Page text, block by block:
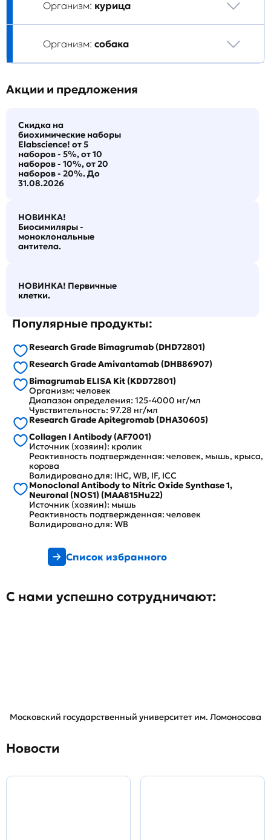
Организм: курица
Организм: собака
Акции и предложения
Скидка на
биохимические наборы
Elabscience! от 5
наборов - 5%, от 10
наборов - 10%, от 20
наборов - 20%. До
31.08.2026
НОВИНКА!
Биосимиляры -
моноклональные
антитела.
НОВИНКА! Первичные
клетки.
Популярные продукты:
Research Grade Bimagrumab (DHD72801)
Research Grade Amivantamab (DHB86907)
Bimagrumab ELISA Kit (KDD72801)
Организм: человек
Диапазон определения: 125-4000 нг/мл
Чувствительность: 97.28 нг/мл
Research Grade Apitegromab (DHA30605)
Collagen I Antibody (AF7001)
Источник (хозяин): кролик
Реактивность подтвержденная: человек, мышь, крыса,
корова
Валидировано для: IHC, WB, IF, ICC
Monoclonal Antibody to Nitric Oxide Synthase 1,
Neuronal (NOS1) (MAA815Hu22)
Источник (хозяин): мышь
Реактивность подтвержденная: человек
Валидировано для: WB
Список избранного
С нами успешно сотрудничают:
Московский государственный университет им. Ломоносова
Новости